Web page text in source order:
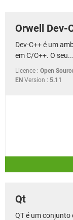
Orwell Dev-
Dev-C++ é um
em C/C++. O seu...
Licence : Open
EN Version : 5.11
Qt
QT é um